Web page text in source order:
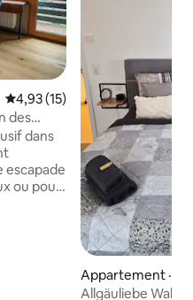
Note moyenne de 4,93 sur 5,
4,93 (15)
des
dans
escapade
ou pour
Appartement ·
Allgäuliebe